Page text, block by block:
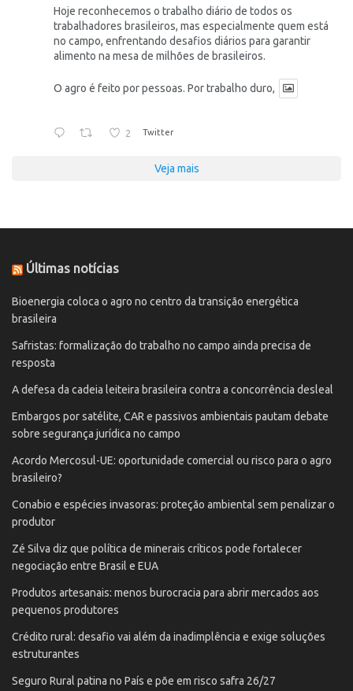
Hoje reconhecemos o trabalho diário de todos os
trabalhadores brasileiros, mas especialmente quem está
no campo, enfrentando desafios diários para garantir
alimento na mesa de milhões de brasileiros.
O agro é feito por pessoas. Por trabalho duro,
2 Twitter
Veja mais
Últimas notícias
Bioenergia coloca o agro no centro da transição energética
brasileira
Safristas: formalização do trabalho no campo ainda precisa de
resposta
A defesa da cadeia leiteira brasileira contra a concorrência desleal
Embargos por satélite, CAR e passivos ambientais pautam debate
sobre segurança jurídica no campo
Acordo Mercosul-UE: oportunidade comercial ou risco para o agro
brasileiro?
Conabio e espécies invasoras: proteção ambiental sem penalizar o
produtor
Zé Silva diz que política de minerais críticos pode fortalecer
negociação entre Brasil e EUA
Produtos artesanais: menos burocracia para abrir mercados aos
pequenos produtores
Crédito rural: desafio vai além da inadimplência e exige soluções
estruturantes
Seguro Rural patina no País e põe em risco safra 26/27